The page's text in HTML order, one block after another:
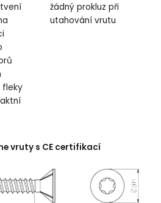
fleky
žádný prokluz při
utahování vrutu
vruty s CE certifikací